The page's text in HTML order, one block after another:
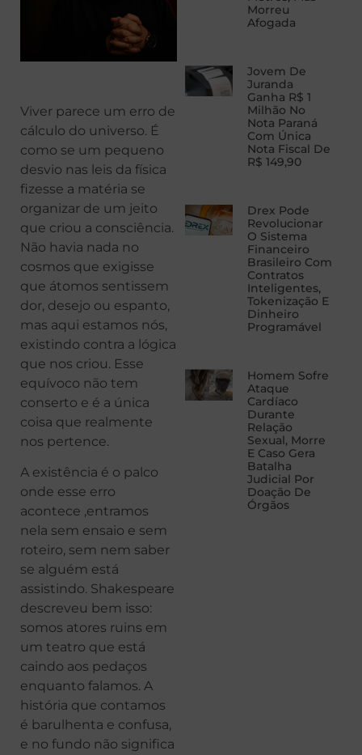
Viver parece um erro de
cálculo do universo. É
como se um pequeno
desvio nas leis da física
fizesse a matéria se
organizar de um jeito
que criou a consciência.
Não havia nada no
cosmos que exigisse
que átomos sentissem
dor, desejo ou espanto,
mas aqui estamos nós,
existindo contra a lógica
que nos criou. Esse
equívoco não tem
conserto e é a única
coisa que realmente
nos pertence.
A existência é o palco
onde esse erro
acontece ,entramos
nela sem ensaio e sem
roteiro, sem nem saber
se alguém está
assistindo. Shakespeare
descreveu bem isso:
somos atores ruins em
um teatro que está
caindo aos pedaços
enquanto falamos. A
história que contamos
é barulhenta e confusa,
e no fundo não significa
Morreu
Afogada
Jovem De
Juranda
Ganha R$ 1
Milhão No
Nota Paraná
Com Única
Nota Fiscal De
R$ 149,90
Drex Pode
Revolucionar
O Sistema
Financeiro
Brasileiro Com
Contratos
Inteligentes,
Tokenização E
Dinheiro
Programável
Homem Sofre
Ataque
Cardíaco
Durante
Relação
Sexual, Morre
E Caso Gera
Batalha
Judicial Por
Doação De
Órgãos